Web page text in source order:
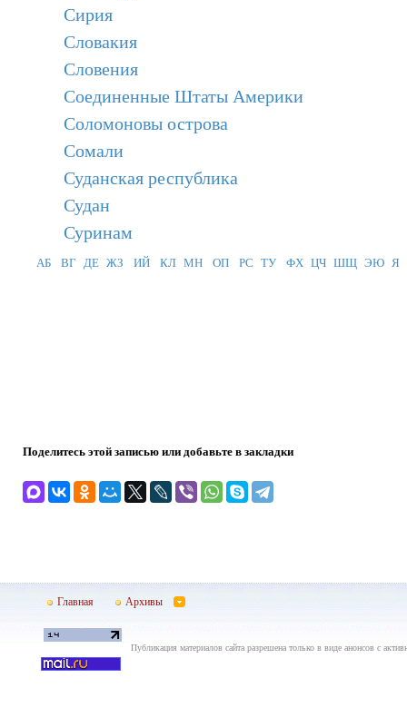
Сирия
Словакия
Словения
Соединенные Штаты Америки
Соломоновы острова
Сомали
Суданская республика
Судан
Суринам
АБ ВГ ДЕ ЖЗ ИЙ КЛ МН ОП РС ТУ ФХ ЦЧ ШЩ ЭЮ Я
Поделитесь этой записью или добавьте в закладки
Главная Архивы
Публикация материалов сайта разрешена только в виде анонсов с